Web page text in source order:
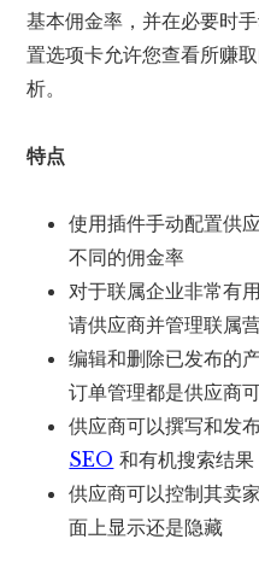
基本佣金率，并在必要时
置选项卡允许您查看所赚
析。
特点
使用插件手动配置供
不同的佣金率
对于联属企业非常有
请供应商并管理联属
编辑和删除已发布的
订单管理都是供应商
供应商可以撰写和发
SEO 和有机搜索结果
供应商可以控制其卖
面上显示还是隐藏